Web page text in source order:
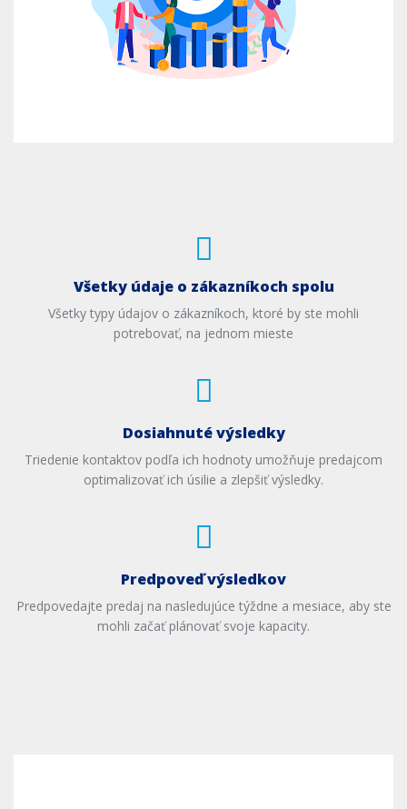
Všetky údaje o zákazníkoch spolu
Všetky typy údajov o zákazníkoch, ktoré by ste mohli
potrebovať, na jednom mieste
Dosiahnuté výsledky
Triedenie kontaktov podľa ich hodnoty umožňuje predajcom
optimalizovať ich úsilie a zlepšiť výsledky.
Predpoveď výsledkov
Predpovedajte predaj na nasledujúce týždne a mesiace, aby ste
mohli začať plánovať svoje kapacity.